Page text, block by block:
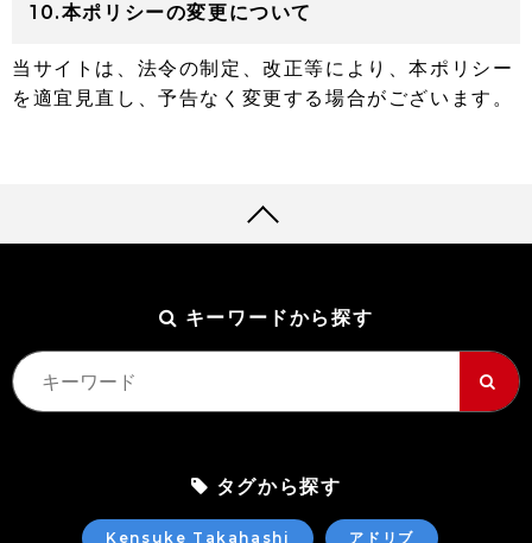
10.本ポリシーの変更について
当サイトは、法令の制定、改正等により、本ポリシー
を適宜見直し、予告なく変更する場合がございます。
キーワードから探す
タグから探す
Kensuke Takahashi アドリブ